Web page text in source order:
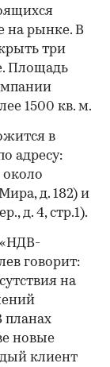
на рынке. В
три
Площадь
1500 кв. м.
в
адресу:
около
д. 182) и
д. 4, стр.1).
«НДВ-
говорит:
на
планах
новые
клиент